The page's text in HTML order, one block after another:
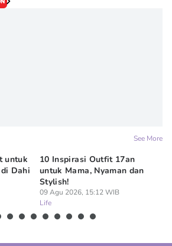
See More
untuk
Dahi
10 Inspirasi Outfit 17an
untuk Mama, Nyaman dan
Stylish!
09 Agu 2026, 15:12 WIB
Life